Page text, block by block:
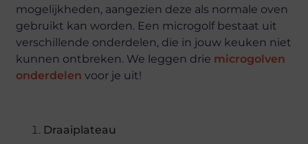
mogelijkheden, aangezien deze als normale oven
gebruikt kan worden. Een microgolf bestaat uit
verschillende onderdelen, die in jouw keuken niet
kunnen ontbreken. We leggen drie microgolven
onderdelen voor je uit!
Draaiplateau